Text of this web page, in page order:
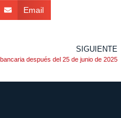
Email
SIGUIENTE
después del 25 de junio de 2025